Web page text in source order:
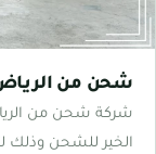
شحن من
شركة شحن من
الخير للشحن وذلك